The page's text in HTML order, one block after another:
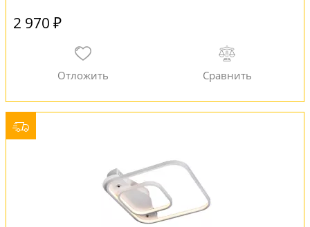
2 970 ₽